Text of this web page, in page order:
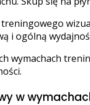
i ogólną
wymachach
w